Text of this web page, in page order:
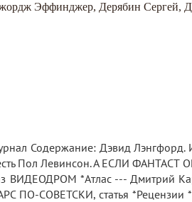
Эффинджер, Дерябин Сергей,
Содержание: Дэвид
Пол Левинсон. А ЕСЛИ ФАНТАСТ
*Атлас --- Дмитрий
ПО-СОВЕТСКИ, статья